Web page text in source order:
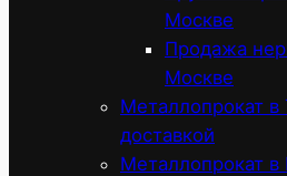
Москве
Продажа
Москве
Металлопрокат
доставкой
Металлопрокат в